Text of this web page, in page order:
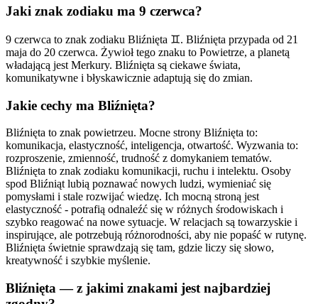
Jaki znak zodiaku ma 9 czerwca?
9 czerwca to znak zodiaku Bliźnięta ♊. Bliźnięta przypada od 21
maja do 20 czerwca. Żywioł tego znaku to Powietrze, a planetą
władającą jest Merkury. Bliźnięta są ciekawe świata,
komunikatywne i błyskawicznie adaptują się do zmian.
Jakie cechy ma Bliźnięta?
Bliźnięta to znak powietrzeu. Mocne strony Bliźnięta to:
komunikacja, elastyczność, inteligencja, otwartość. Wyzwania to:
rozproszenie, zmienność, trudność z domykaniem tematów.
Bliźnięta to znak zodiaku komunikacji, ruchu i intelektu. Osoby
spod Bliźniąt lubią poznawać nowych ludzi, wymieniać się
pomysłami i stale rozwijać wiedzę. Ich mocną stroną jest
elastyczność - potrafią odnaleźć się w różnych środowiskach i
szybko reagować na nowe sytuacje. W relacjach są towarzyskie i
inspirujące, ale potrzebują różnorodności, aby nie popaść w rutynę.
Bliźnięta świetnie sprawdzają się tam, gdzie liczy się słowo,
kreatywność i szybkie myślenie.
Bliźnięta — z jakimi znakami jest najbardziej